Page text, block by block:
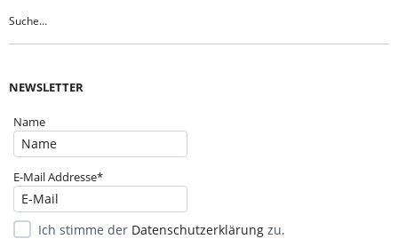
NEWSLETTER
Name
E-Mail Addresse*
Ich stimme der Datenschutzerklärung zu.